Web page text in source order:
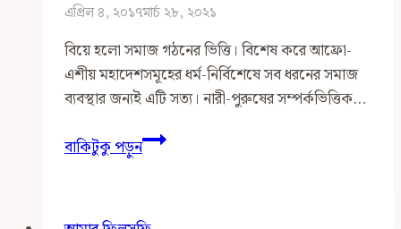
Paradoxes
এপ্রিল ৪, ২০১৭মার্চ ২৮, ২০২১
বিয়ে হলো সমাজ গঠনের ভিত্তি। বিশেষ করে আফ্রো-
এশীয় মহাদেশসমূহের ধর্ম-নির্বিশেষে সব ধরনের সমাজ
ব্যবস্থার জন্যই এটি সত্য। নারী-পুরুষের সম্পর্কভিত্তিক…
বাকিটুকু পড়ুনবিবাহ-
প্রার্থীদের